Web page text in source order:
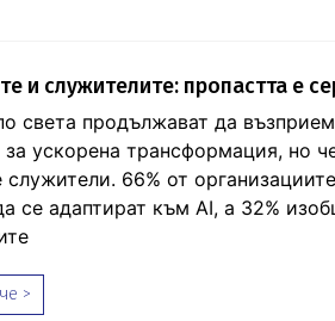
и служителите: пропастта е
света продължават да
за ускорена трансформация, но
служители. 66% от
се адаптират към AI, а 32%
>